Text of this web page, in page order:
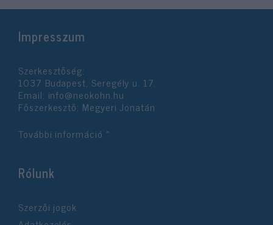
Impresszum
Szerkesztőség:
1037 Budapest, Seregély u. 17.
Email: info@neokohn.hu
Főszerkesztő: Megyeri Jonatán
További információ »
Rólunk
Szerzői jogok